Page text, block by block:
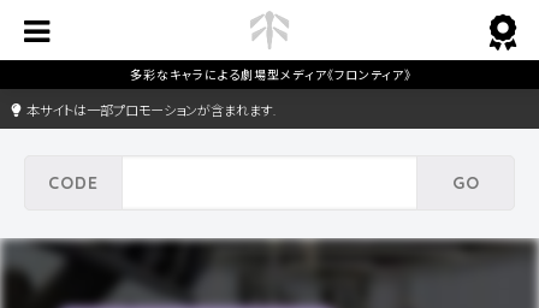
本サイトは一部プロモーションが含まれます.